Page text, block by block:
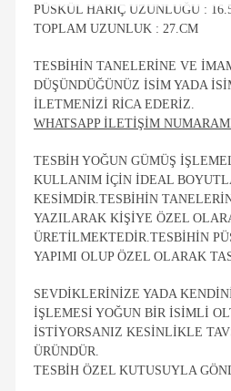
PÜSKÜL HARIÇ UZUNLUĞU :
TOPLAM UZUNLUK : 27.CM
TESBIHIN TANELERINE VE
DÜŞÜNDÜĞÜNÜZ ISIM YADA
ILETMENIZI RICA EDERIZ.
WHATSAPP ILETIŞIM
TESBIH YOĞUN GÜMÜŞ
KULLANIM IÇIN IDEAL
KESIMDIR.TESBIHIN
YAZILARAK KIŞIYE ÖZEL
ÜRETILMEKTEDIR.TESBIHIN
YAPIMI OLUP ÖZEL OLARAK
SEVDIKLERINIZE YADA
IŞLEMESI YOĞUN BIR ISIMLI
ISTIYORSANIZ KESINLIKLE
ÜRÜNDÜR.
TESBIH ÖZEL KUTUSUYLA